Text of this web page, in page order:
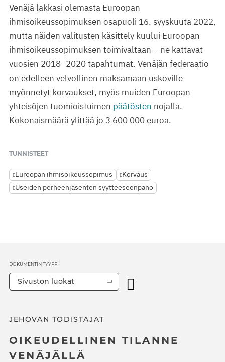
Venäjä lakkasi olemasta Euroopan
ihmisoikeussopimuksen osapuoli 16. syyskuuta 2022,
mutta näiden valitusten käsittely kuului Euroopan
ihmisoikeussopimuksen toimivaltaan – ne kattavat
vuosien 2018–2020 tapahtumat. Venäjän federaatio
on edelleen velvollinen maksamaan uskoville
myönnetyt korvaukset, myös muiden Euroopan
yhteisöjen tuomioistuimen päätösten nojalla.
Kokonaismäärä ylittää jo 3 600 000 euroa.
TUNNISTEET
Euroopan ihmisoikeussopimus
Korvaus
Useiden perheenjäsenten syytteeseenpano
JEHOVAN TODISTAJAT
OIKEUDELLINEN TILANNE
VENÄJÄLLÄ
DOKUMENTIN TYYPPI
Sivuston luokat